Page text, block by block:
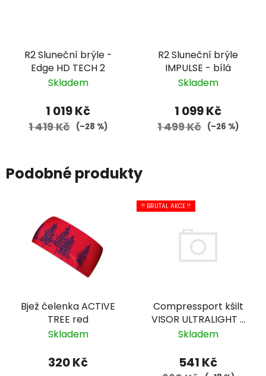
R2 Sluneční brýle -
Edge HD TECH 2
Skladem
1 019 Kč
1 419 Kč (–28 %)
R2 Sluneční brýle
IMPULSE - bílá
Skladem
1 099 Kč
1 499 Kč (–26 %)
Podobné produkty
Bjež čelenka ACTIVE
TREE red
Skladem
320 Kč
!! BRUTAL AKCE !!
Compressport kšilt
VISOR ULTRALIGHT -
zelená
Skladem
541 Kč